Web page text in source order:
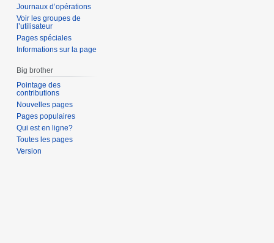
Journaux d’opérations
Voir les groupes de
l’utilisateur
Pages spéciales
Informations sur la page
Big brother
Pointage des
contributions
Nouvelles pages
Pages populaires
Qui est en ligne?
Toutes les pages
Version